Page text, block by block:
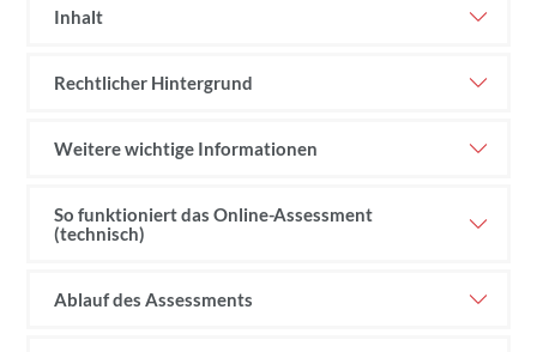
Inhalt
Rechtlicher Hintergrund
Weitere wichtige Informationen
So funktioniert das Online-Assessment
(technisch)
Ablauf des Assessments